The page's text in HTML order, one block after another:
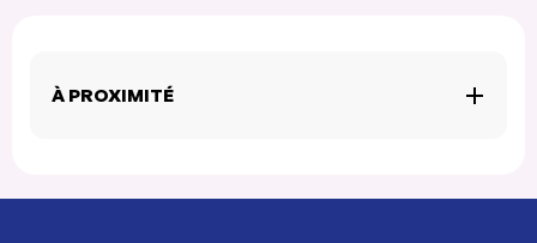
À PROXIMITÉ